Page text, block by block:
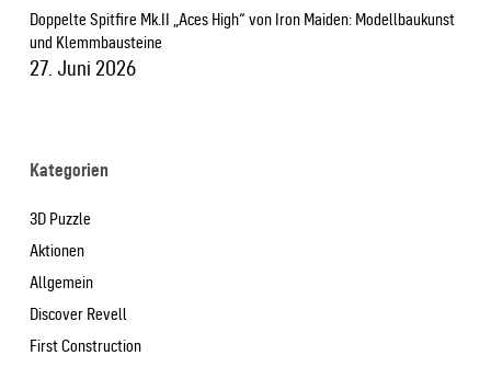
Doppelte Spitfire Mk.II „Aces High“ von Iron Maiden: Modellbaukunst
und Klemmbausteine
27. Juni 2026
Kategorien
3D Puzzle
Aktionen
Allgemein
Discover Revell
First Construction